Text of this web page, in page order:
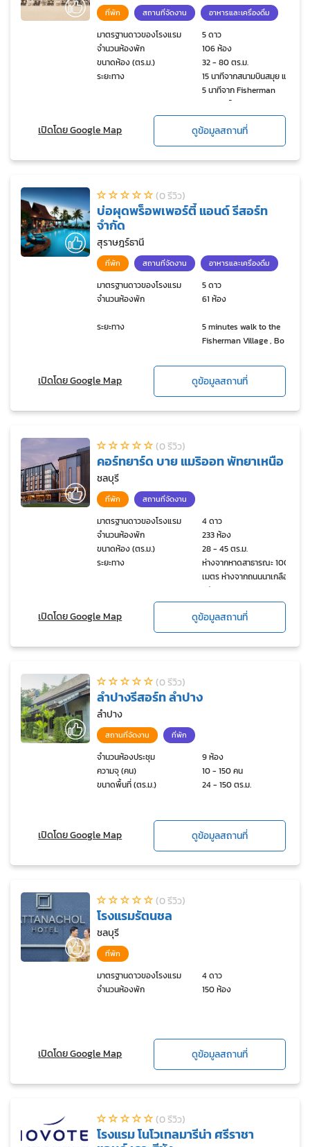
ที่พัก สถานที่จัดงาน อาหารและเครื่องดื่ม
มาตรฐานดาวของโรงแรม
5 ดาว
จำนวนห้องพัก
106 ห้อง
ขนาดห้อง (ตร.ม.)
32 - 80 ตร.ม.
ระยะทาง
15 นาทีจากสนามบินสมุย และ
5 นาทีจาก Fisherman
Village โดยการเดิน
เปิดโดย Google Map ดูข้อมูลสถานที่
(0 รีวิว)
บ่อผุดพร็อพเพอร์ตี้ แอนด์ รีสอร์ท
จำกัด
สุราษฎร์ธานี
ที่พัก สถานที่จัดงาน อาหารและเครื่องดื่ม
มาตรฐานดาวของโรงแรม
5 ดาว
จำนวนห้องพัก
61 ห้อง
ระยะทาง
5 minutes walk to the
Fisherman Village , Bo
เปิดโดย Google Map ดูข้อมูลสถานที่
(0 รีวิว)
คอร์ทยาร์ด บาย แมริออท พัทยาเหนือ
ชลบุรี
ที่พัก สถานที่จัดงาน
มาตรฐานดาวของโรงแรม
4 ดาว
จำนวนห้องพัก
233 ห้อง
ขนาดห้อง (ตร.ม.)
28 - 45 ตร.ม.
ระยะทาง
ห่างจากหาดสาธารณะ 100
เมตร ห่างจากถนนนาเกลือ
หลัก 300 เมตร
เปิดโดย Google Map ดูข้อมูลสถานที่
(0 รีวิว)
ลำปางรีสอร์ท ลำปาง
ลำปาง
สถานที่จัดงาน ที่พัก
จำนวนห้องประชุม
9 ห้อง
ความจุ (คน)
10 - 150 คน
ขนาดพื้นที่ (ตร.ม.)
24 - 150 ตร.ม.
เปิดโดย Google Map ดูข้อมูลสถานที่
(0 รีวิว)
โรงแรมรัตนชล
ชลบุรี
ที่พัก
มาตรฐานดาวของโรงแรม
4 ดาว
จำนวนห้องพัก
150 ห้อง
เปิดโดย Google Map ดูข้อมูลสถานที่
(0 รีวิว)
โรงแรม โนโวเทลมารีน่า ศรีราชา